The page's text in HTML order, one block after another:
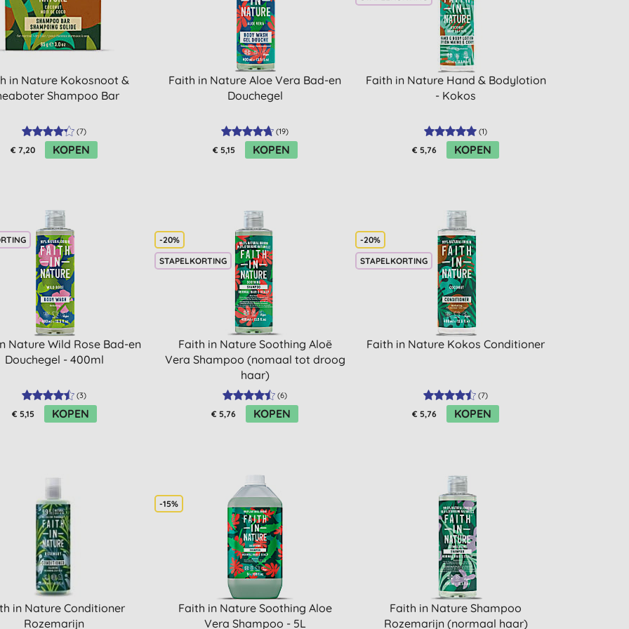
in Nature Kokosnoot &
Shampoo Bar
(7)
€ 7,20 KOPEN
Faith in Nature Aloe Vera Bad-en
Douchegel
(19)
€ 5,15 KOPEN
Faith in Nature Hand & Bodylotion
- Kokos
(1)
€ 5,76 KOPEN
Nature Wild Rose Bad-en
Douchegel - 400ml
(3)
€ 5,15 KOPEN
-20%
STAPELKORTING
Faith in Nature Soothing Aloë
Vera Shampoo (nomaal tot droog
haar)
(6)
€ 5,76 KOPEN
-20%
STAPELKORTING
Faith in Nature Kokos Conditioner
(7)
€ 5,76 KOPEN
in Nature Conditioner
Rozemarijn
-15%
Faith in Nature Soothing Aloe
Vera Shampoo - 5L
Faith in Nature Shampoo
Rozemarijn (normaal haar)